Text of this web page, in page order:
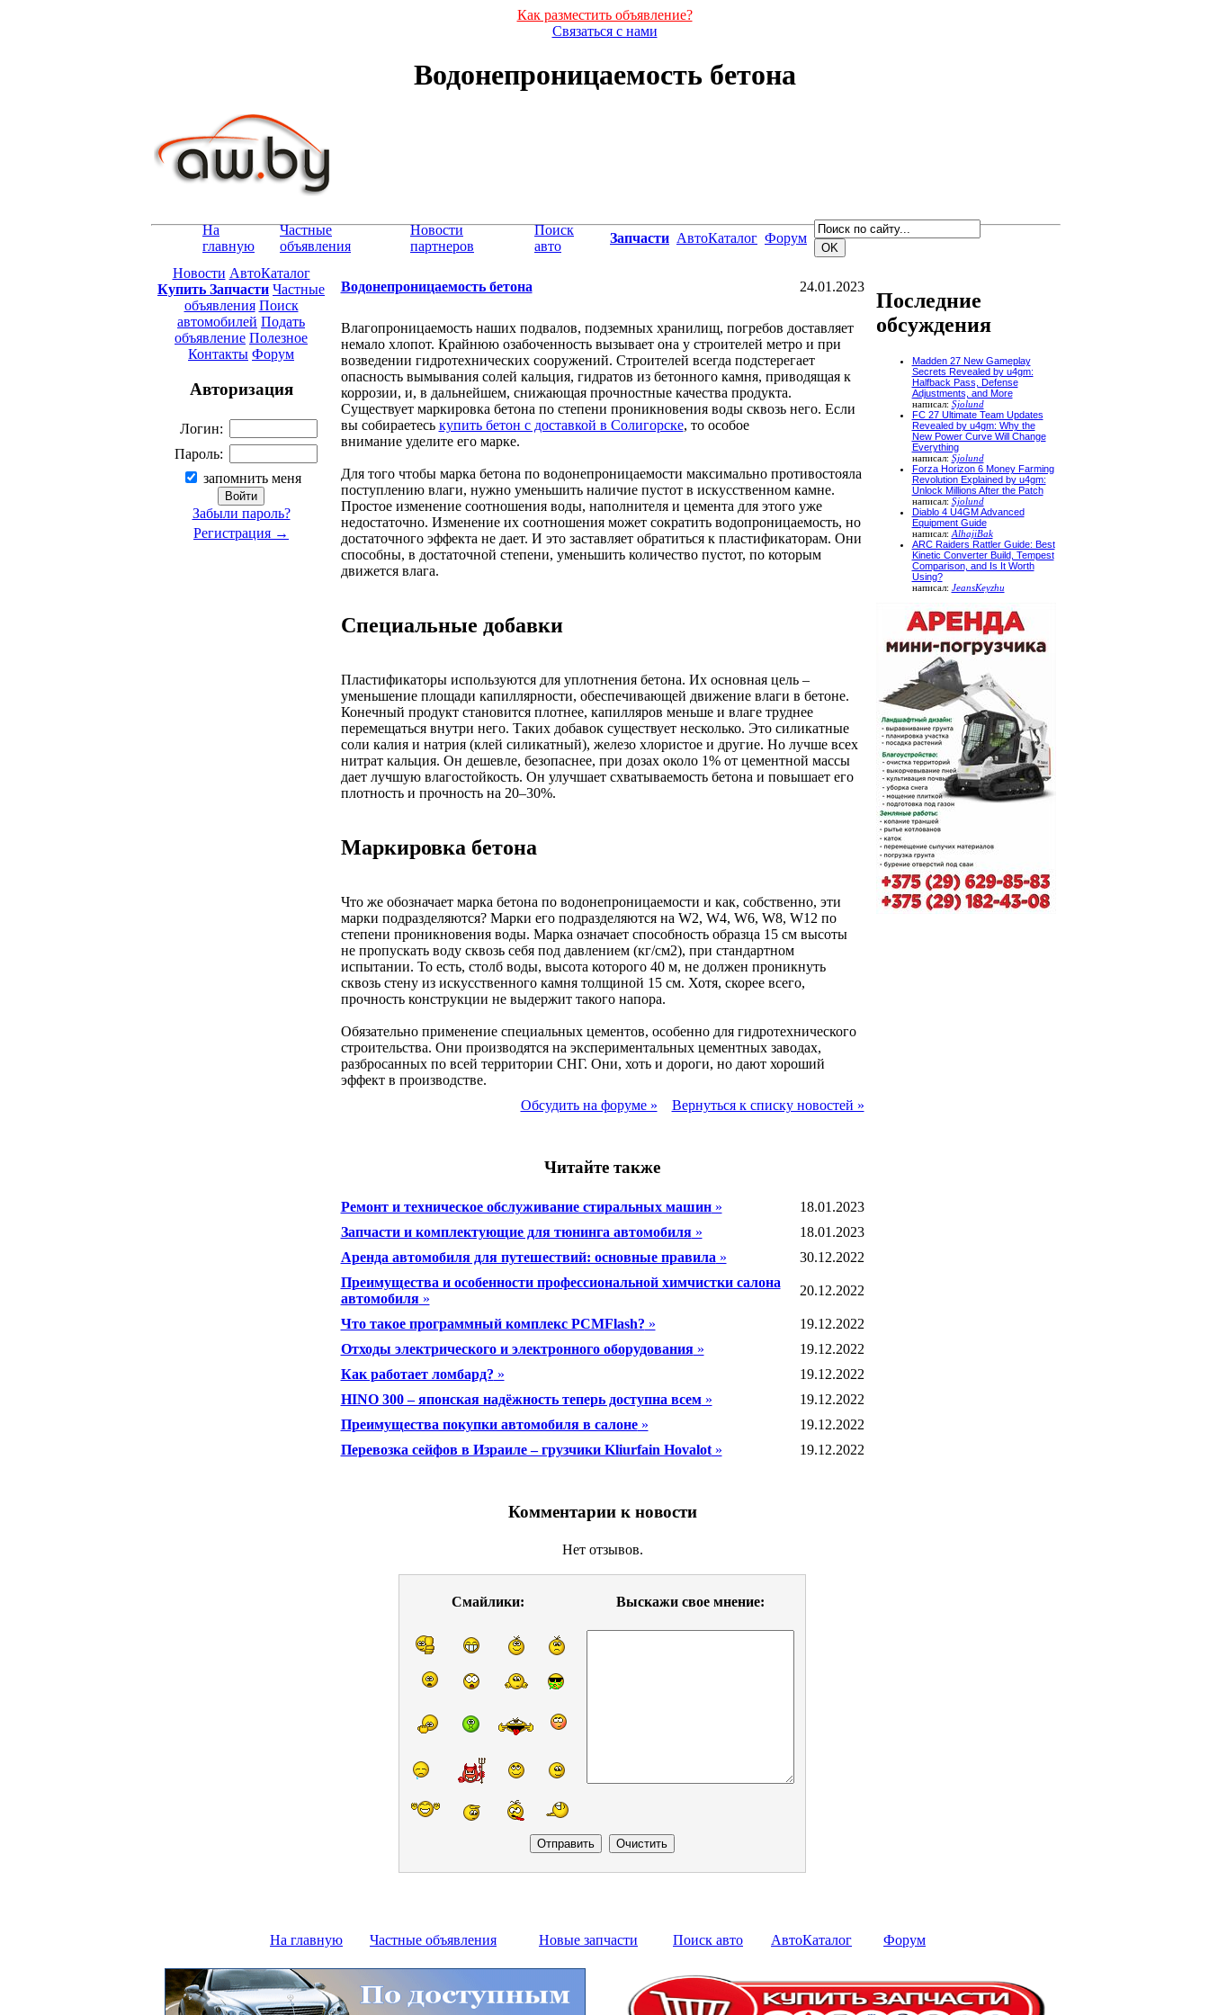
Как разместить объявление?
Связаться с нами
Водонепроницаемость бетона
На
главную
Частные
объявления
Новости
партнеров
Поиск
авто
Запчасти АвтоКаталог Форум
Новости АвтоКаталог
Купить Запчасти Частные
объявления Поиск
автомобилей Подать
объявление Полезное
Контакты Форум
Авторизация
Логин:
Пароль:
запомнить меня
Забыли пароль?
Регистрация →
Водонепроницаемость бетона 24.01.2023
Влагопроницаемость наших подвалов, подземных хранилищ, погребов доставляет
немало хлопот. Крайнюю озабоченность вызывает она у строителей метро и при
возведении гидротехнических сооружений. Строителей всегда подстерегает
опасность вымывания солей кальция, гидратов из бетонного камня, приводящая к
коррозии, и, в дальнейшем, снижающая прочностные качества продукта.
Существует маркировка бетона по степени проникновения воды сквозь него. Если
вы собираетесь купить бетон с доставкой в Солигорске, то особое
внимание уделите его марке.
Для того чтобы марка бетона по водонепроницаемости максимально противостояла
поступлению влаги, нужно уменьшить наличие пустот в искусственном камне.
Простое изменение соотношения воды, наполнителя и цемента для этого уже
недостаточно. Изменение их соотношения может сократить водопроницаемость, но
достаточного эффекта не дает. И это заставляет обратиться к пластификаторам. Они
способны, в достаточной степени, уменьшить количество пустот, по которым
движется влага.
Специальные добавки
Пластификаторы используются для уплотнения бетона. Их основная цель –
уменьшение площади капиллярности, обеспечивающей движение влаги в бетоне.
Конечный продукт становится плотнее, капилляров меньше и влаге труднее
перемещаться внутри него. Таких добавок существует несколько. Это силикатные
соли калия и натрия (клей силикатный), железо хлористое и другие. Но лучше всех
нитрат кальция. Он дешевле, безопаснее, при дозах около 1% от цементной массы
дает лучшую влагостойкость. Он улучшает схватываемость бетона и повышает его
плотность и прочность на 20–30%.
Маркировка бетона
Что же обозначает марка бетона по водонепроницаемости и как, собственно, эти
марки подразделяются? Марки его подразделяются на W2, W4, W6, W8, W12 по
степени проникновения воды. Марка означает способность образца 15 см высоты
не пропускать воду сквозь себя под давлением (кг/см2), при стандартном
испытании. То есть, столб воды, высота которого 40 м, не должен проникнуть
сквозь стену из искусственного камня толщиной 15 см. Хотя, скорее всего,
прочность конструкции не выдержит такого напора.
Обязательно применение специальных цементов, особенно для гидротехнического
строительства. Они производятся на экспериментальных цементных заводах,
разбросанных по всей территории СНГ. Они, хоть и дороги, но дают хороший
эффект в производстве.
Обсудить на форуме »
Вернуться к списку новостей »
Читайте также
Ремонт и техническое обслуживание стиральных машин»
18.01.2023
Запчасти и комплектующие для тюнинга автомобиля»
18.01.2023
Аренда автомобиля для путешествий: основные правила »
30.12.2022
Преимущества и особенности профессиональной химчистки салона
автомобиля»
20.12.2022
Что такое программный комплекс PCMFlash? »
19.12.2022
Отходы электрического и электронного оборудования»
19.12.2022
Как работает ломбард? »
19.12.2022
HINO 300 – японская надёжность теперь доступна всем»
19.12.2022
Преимущества покупки автомобиля в салоне»
19.12.2022
Перевозка сейфов в Израиле – грузчики Kliurfain Hovalot» 19.12.2022
Комментарии к новости
Нет отзывов.
Смайлики: Выскажи свое мнение:
Последние
обсуждения
Madden 27 New Gameplay
Secrets Revealed by u4gm:
Halfback Pass, Defense
Adjustments, and More
написал: Sjolund
FC 27 Ultimate Team Updates
Revealed by u4gm: Why the
New Power Curve Will Change
Everything
написал: Sjolund
Forza Horizon 6 Money Farming
Revolution Explained by u4gm:
Unlock Millions After the Patch
написал: Sjolund
Diablo 4 U4GM Advanced
Equipment Guide
написал: AlhajiBak
ARC Raiders Rattler Guide: Best
Kinetic Converter Build, Tempest
Comparison, and Is It Worth
Using?
написал: JeansKeyzhu
На главную Частные объявления Новые запчасти Поиск авто АвтоКаталог Форум